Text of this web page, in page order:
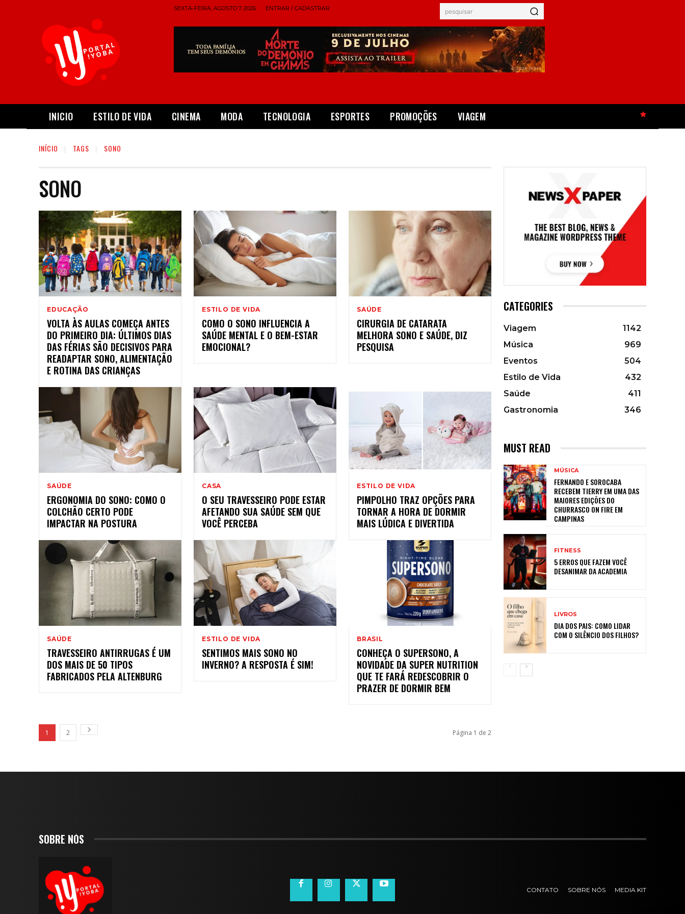
SEXTA-FEIRA, AGOSTO 7, 2026 ENTRAR / CADASTRAR pesquisar
INICIO ESTILO DE VIDA CINEMA MODA TECNOLOGIA ESPORTES PROMOÇÕES VIAGEM
INÍCIO TAGS SONO
SONO
EDUCAÇÃO
VOLTA ÀS AULAS COMEÇA ANTES
DO PRIMEIRO DIA: ÚLTIMOS DIAS
DAS FÉRIAS SÃO DECISIVOS PARA
READAPTAR SONO, ALIMENTAÇÃO
E ROTINA DAS CRIANÇAS
ESTILO DE VIDA
COMO O SONO INFLUENCIA A
SAÚDE MENTAL E O BEM-ESTAR
EMOCIONAL?
SAÚDE
CIRURGIA DE CATARATA
MELHORA SONO E SAÚDE, DIZ
PESQUISA
SAÚDE
ERGONOMIA DO SONO: COMO O
COLCHÃO CERTO PODE
IMPACTAR NA POSTURA
CASA
O SEU TRAVESSEIRO PODE ESTAR
AFETANDO SUA SAÚDE SEM QUE
VOCÊ PERCEBA
ESTILO DE VIDA
PIMPOLHO TRAZ OPÇÕES PARA
TORNAR A HORA DE DORMIR
MAIS LÚDICA E DIVERTIDA
SAÚDE
TRAVESSEIRO ANTIRRUGAS É UM
DOS MAIS DE 50 TIPOS
FABRICADOS PELA ALTENBURG
ESTILO DE VIDA
SENTIMOS MAIS SONO NO
INVERNO? A RESPOSTA É SIM!
BRASIL
CONHEÇA O SUPERSONO, A
NOVIDADE DA SUPER NUTRITION
QUE TE FARÁ REDESCOBRIR O
PRAZER DE DORMIR BEM
1 2 Página 1 de 2
CATEGORIES
Viagem
1142
Música
969
Eventos
504
Estilo de Vida
432
Saúde
411
Gastronomia
346
MUST READ
MÚSICA
FERNANDO E SOROCABA
RECEBEM TIERRY EM UMA DAS
MAIORES EDIÇÕES DO
CHURRASCO ON FIRE EM
CAMPINAS
FITNESS
5 ERROS QUE FAZEM VOCÊ
DESANIMAR DA ACADEMIA
LIVROS
DIA DOS PAIS: COMO LIDAR
COM O SILÊNCIO DOS FILHOS?
SOBRE NÓS
CONTATO SOBRE NÓS MEDIA KIT